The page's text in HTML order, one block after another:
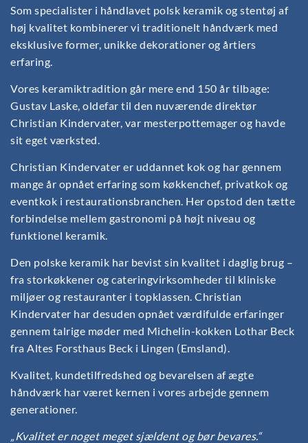
Som specialister i håndlavet polsk keramik og stentøj af
høj kvalitet kombinerer vi traditionelt håndværk med
eksklusive former, unikke dekorationer og årtiers
erfaring.
Vores keramiktradition går mere end 150 år tilbage:
Gustav Laske, oldefar til den nuværende direktør
Christian Kindervater, var mesterpottemager og havde
sit eget værksted.
Christian Kindervater er uddannet kok og har gennem
mange år opnået erfaring som køkkenchef, privatkok og
eventkok i restaurationsbranchen. Her opstod den tætte
forbindelse mellem gastronomi på højt niveau og
funktionel keramik.
Den polske keramik har bevist sin kvalitet i daglig brug –
fra storkøkkener og cateringvirksomheder til kliniske
miljøer og restauranter i topklassen. Christian
Kindervater har desuden opnået værdifulde erfaringer
gennem talrige møder med Michelin-kokken Lothar Beck
fra Altes Forsthaus Beck i Lingen (Emsland).
Kvalitet, kundetilfredshed og bevarelsen af ægte
håndværk har været kernen i vores arbejde gennem
generationer.
„Kvalitet er noget meget sjældent og bør bevares.“